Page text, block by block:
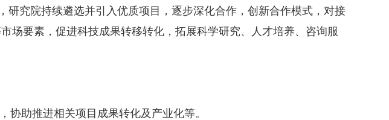
究院持续遴选并引入优质项目，逐步深化合作，创新合作模式，对接
场要素，促进科技成果转移转化，拓展科学研究、人才培养、咨询服
助推进相关项目成果转化及产业化等。